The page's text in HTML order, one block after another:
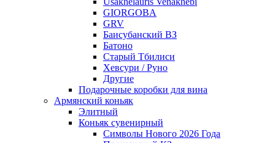
GIORGOBA
GRV
Баисубанский ВЗ
Батоно
Старый Тбилиси
Хевсури / Руно
Другие
Подарочные коробки для вина
Армянский коньяк
Элитный
Коньяк сувенирный
Символы Нового 2026 Года